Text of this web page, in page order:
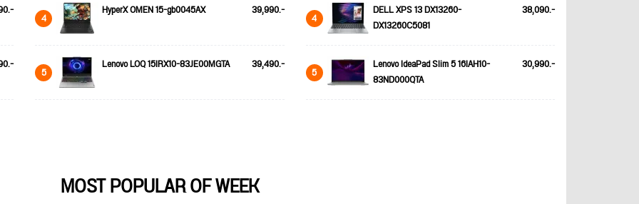
4 HyperX OMEN 15-gb0045AX 39,990.-
5 Lenovo LOQ 15IRX10-83JE00MGTA 39,490.-
4
DELL XPS 13 DX13260-
DX13260C5081
38,090.-
5
Lenovo IdeaPad Slim 5 16IAH10-
83ND000QTA
30,990.-
MOST POPULAR OF WEEK